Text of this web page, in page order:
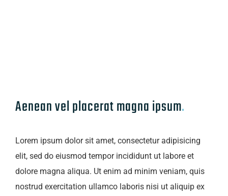
Aenean vel placerat magna ipsum.
Lorem ipsum dolor sit amet, consectetur adipisicing
elit, sed do eiusmod tempor incididunt ut labore et
dolore magna aliqua. Ut enim ad minim veniam, quis
nostrud exercitation ullamco laboris nisi ut aliquip ex